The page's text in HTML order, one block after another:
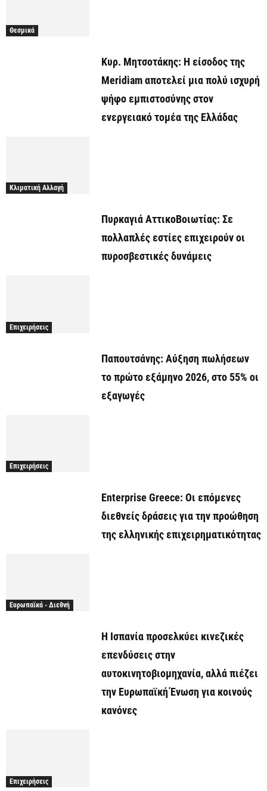
Θεσμικά
Κυρ. Μητσοτάκης: Η είσοδος της
Meridiam αποτελεί μια πολύ ισχυρή
ψήφο εμπιστοσύνης στον
ενεργειακό τομέα της Ελλάδας
Κλιματική Αλλαγή
Πυρκαγιά ΑττικοΒοιωτίας: Σε
πολλαπλές εστίες επιχειρούν οι
πυροσβεστικές δυνάμεις
Επιχειρήσεις
Παπουτσάνης: Αύξηση πωλήσεων
το πρώτο εξάμηνο 2026, στο 55% οι
εξαγωγές
Επιχειρήσεις
Enterprise Greece: Οι επόμενες
διεθνείς δράσεις για την προώθηση
της ελληνικής επιχειρηματικότητας
Ευρωπαϊκά - Διεθνή
Η Ισπανία προσελκύει κινεζικές
επενδύσεις στην
αυτοκινητοβιομηχανία, αλλά πιέζει
την Ευρωπαϊκή Ένωση για κοινούς
κανόνες
Επιχειρήσεις